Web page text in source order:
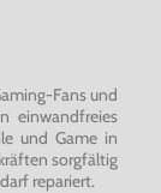
und
dafür extra
Fans und
einwandfreies
und Game in
sorgfältig
repariert.